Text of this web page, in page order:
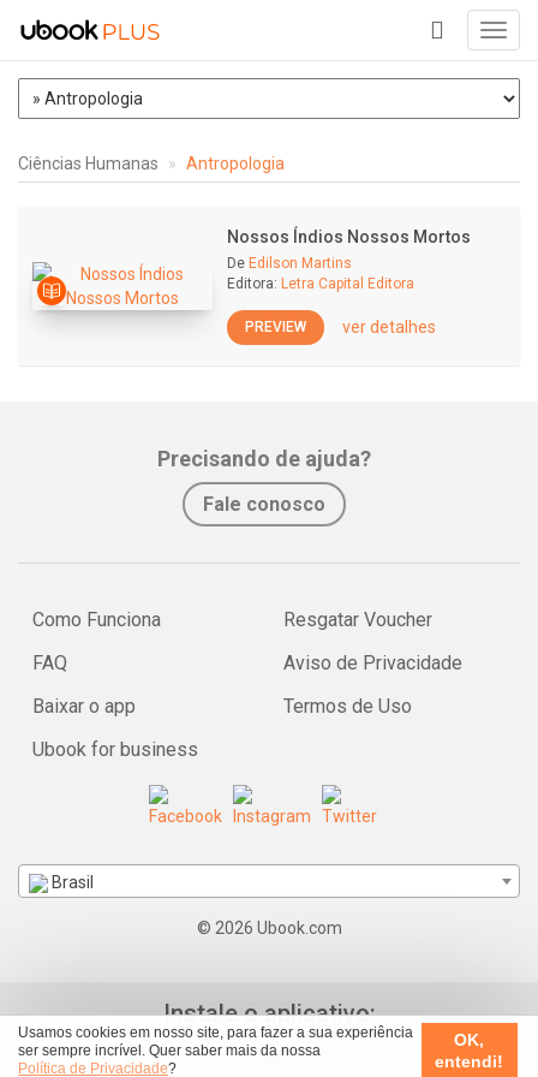
Usamos cookies em nosso site, para fazer a sua experiência
ser sempre incrível. Quer saber mais da nossa
Política de Privacidade?
OK,
entendi!
+
Ciências Humanas Antropologia
Nossos Índios Nossos Mortos
De Edilson Martins
Editora: Letra Capital Editora
PREVIEW ver detalhes
Precisando de ajuda?
Fale conosco
Como Funciona
FAQ
Baixar o app
Ubook for business
Resgatar Voucher
Aviso de Privacidade
Termos de Uso
Brasil
© 2026 Ubook.com
Instale o aplicativo: